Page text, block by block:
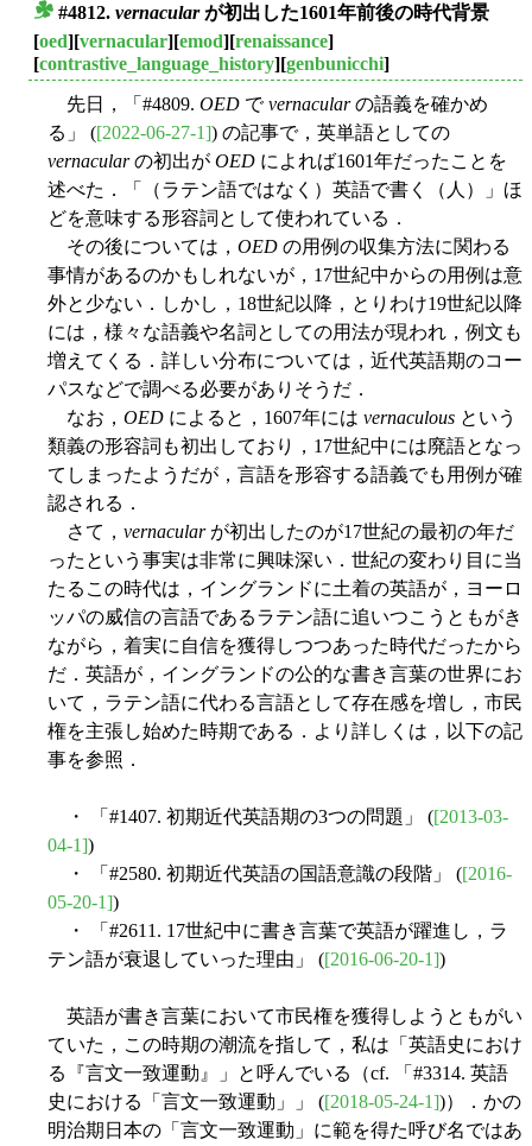
#4812. vernacularが初出した1601年前後の時代背景
[oed][vernacular][emod][renaissance]
[contrastive_language_history][genbunicchi]
先日，「#4809. OED でvernacularの語義を確かめ
る」 ([2022-06-27-1]) の記事で，英単語としての
vernacularの初出が OED によれば1601年だったことを
述べた．「（ラテン語ではなく）英語で書く（人）」ほ
どを意味する形容詞として使われている．
その後については， OED の用例の収集方法に関わる
事情があるのかもしれないが，17世紀中からの用例は意
外と少ない．しかし，18世紀以降，とりわけ19世紀以降
には，様々な語義や名詞としての用法が現われ，例文も
増えてくる．詳しい分布については，近代英語期のコー
パスなどで調べる必要がありそうだ．
なお， OED によると，1607年には vernaculous という
類義の形容詞も初出しており，17世紀中には廃語となっ
てしまったようだが，言語を形容する語義でも用例が確
認される．
さて， vernacularが初出したのが17世紀の最初の年だ
ったという事実は非常に興味深い．世紀の変わり目に当
たるこの時代は，イングランドに土着の英語が，ヨーロ
ッパの威信の言語であるラテン語に追いつこうともがき
ながら，着実に自信を獲得しつつあった時代だったから
だ．英語が，イングランドの公的な書き言葉の世界にお
いて，ラテン語に代わる言語として存在感を増し，市民
権を主張し始めた時期である．より詳しくは，以下の記
事を参照．
・ 「#1407. 初期近代英語期の3つの問題」 ([2013-03-
04-1])
・ 「#2580. 初期近代英語の国語意識の段階」 ([2016-
05-20-1])
・ 「#2611. 17世紀中に書き言葉で英語が躍進し，ラ
テン語が衰退していった理由」 ([2016-06-20-1])
英語が書き言葉において市民権を獲得しようともがい
ていた，この時期の潮流を指して，私は「英語史におけ
る『言文一致運動』」と呼んでいる（cf. 「#3314. 英語
史における「言文一致運動」」 ([2018-05-24-1])）．かの
明治期日本の「言文一致運動」に範を得た呼び名ではあ